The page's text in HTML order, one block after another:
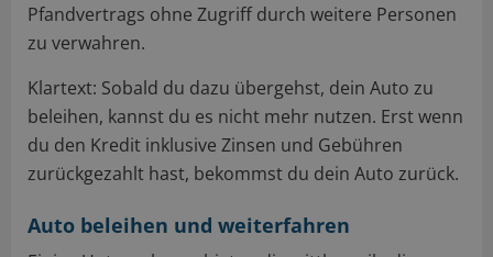
Pfandvertrags ohne Zugriff durch weitere Personen
zu verwahren.
Klartext: Sobald du dazu übergehst, dein Auto zu
beleihen, kannst du es nicht mehr nutzen. Erst wenn
du den Kredit inklusive Zinsen und Gebühren
zurückgezahlt hast, bekommst du dein Auto zurück.
Auto beleihen und weiterfahren